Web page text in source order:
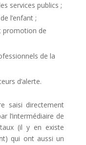
services publics ;
l’enfant ;
promotion de
de la
d’alerte.
saisi directement
l’intermédiaire de
(il y en existe
qui ont aussi un